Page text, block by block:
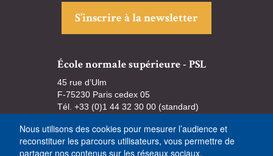
S’inscrire à la newsletter
École normale supérieure - PSL
45 rue d’Ulm
F-75230 Paris cedex 05
Tél. +33 (0)1 44 32 30 00 (standard)
Nous utilisons des cookies pour mesurer l’audience et
reconstituer les parcours utilisateurs, vous permettre de
partager nos contenus sur les réseaux sociaux,